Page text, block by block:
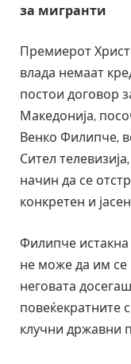
за мигранти
Премиерот
влада немаат
постои договор
Македонија,
Венко Филипче,
Сител
начин да се
конкретен и
Филипче истакна
не може да им се
неговата
повеќекратните
клучни државни